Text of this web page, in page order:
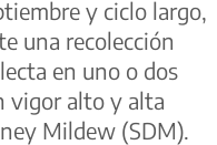
y ciclo largo,
una recolección
en uno o dos
vigor alto y alta
Mildew (SDM).